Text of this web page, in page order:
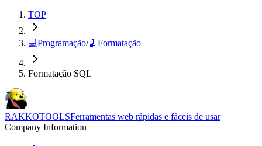
TOP
💻Programação/🧹 Formatação
Formatação SQL
RAKKOTOOLSFerramentas web rápidas e fáceis de usar
Company Information